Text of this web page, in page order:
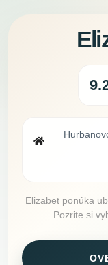
Elizabet ponúka
Pozrite si